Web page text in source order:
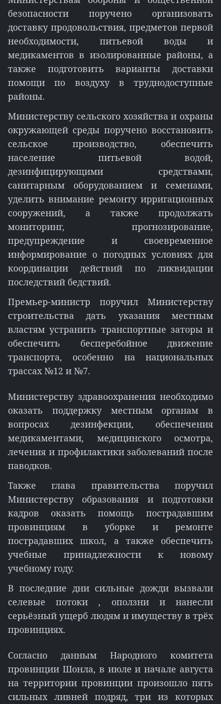
безопасности поручено организовать
доставку продовольствия, предметов первой
необходимости, питьевой воды и
медикаментов в изолированные районы, а
также подготовить варианты доставки
помощи по воздуху в труднодоступные
районы.
Министерству сельского хозяйства и охраны
окружающей среды поручено восстановить
сельское производство, обеспечить
население питьевой водой,
дезинфицирующими средствами,
санитарным оборудованием и семенами,
уделить внимание ремонту ирригационных
сооружений, а также продолжать
мониторинг, прогнозирование,
предупреждение и своевременное
информирование о погодных условиях для
координации действий по ликвидации
последствий бедствий.
Премьер-министр поручил Министерству
строительства дать указания местным
властям устранить транспортные заторы и
обеспечить бесперебойное движение
транспорта, особенно на национальных
трассах №12 и №7.
Министерству здравоохранения необходимо
оказать поддержку местным органам в
вопросах дезинфекции, обеспечения
медикаментами, медицинского осмотра,
лечения и профилактики заболеваний после
паводков.
Также глава правительства поручил
Министерству образования и подготовки
кадров оказать помощь пострадавшим
провинциям в уборке и ремонте
пострадавших школ, а также обеспечить
учебные принадлежности к новому
учебному году.
В последние дни сильные дожди вызвали
селевые потоки , оползни и нанесли
серьёзный ущерб людям и имуществу в трёх
провинциях.
Согласно данным Народного комитета
провинции Шонла, в июле и начале августа
на территории провинции произошло пять
сильных ливней подряд, три из которых